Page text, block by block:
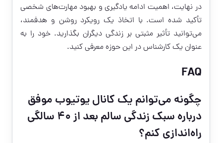
در نهایت، اهمیت ادامه یادگیری و بهبود مهارت‌های شخصی
تأکید شده است. با اتخاذ یک رویکرد روشن و هدفمند،
می‌توانید تأثیر مثبتی بر زندگی دیگران بگذارید. خود را به
عنوان یک کارشناس در این حوزه معرفی کنید.
FAQ
چگونه می‌توانم یک کانال یوتیوب موفق
درباره سبک زندگی سالم بعد از ۴۰ سالگی
راه‌اندازی کنم؟